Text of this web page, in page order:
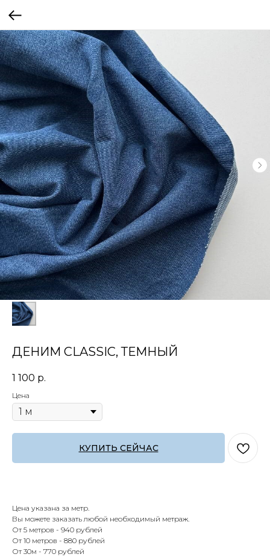
ДЕНИМ CLASSIC, ТЕМНЫЙ
1 100 р.
Цена
КУПИТЬ СЕЙЧАС
Цена указана за метр.
Вы можете заказать любой необходимый метраж.
От 5 метров - 940 рублей
От 10 метров - 880 рублей
От 30м - 770 рублей